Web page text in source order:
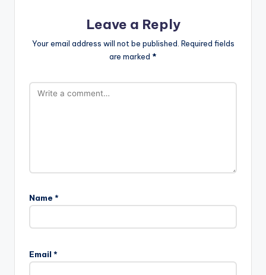
Leave a Reply
Your email address will not be published. Required fields
are marked *
Name *
Email *